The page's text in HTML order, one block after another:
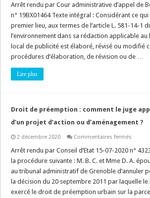
local
de
publicité
et
Règlement
national
le
premier
Arrêt rendu par Cour administrative d’appel de
n° 19BX01464 Texte intégral : Considérant ce
premier lieu, aux termes de l’article L. 581-14-1
l’environnement dans sa rédaction applicable
local de publicité est élaboré, révisé ou modifié
procédures d’élaboration, de révision ou de …
Lire plus
Droit de préemption : comment le juge
d’un projet d’action ou d’aménagement ?
2 décembre 2020 Commentaires fermés
de
:
le
juge
t-
Arrêt rendu par Conseil d’Etat 15-07-2020 n°
la procédure suivante : M. B. C. et Mme D. A.
au tribunal administratif de Grenoble d’annuler
la décision du 20 septembre 2011 par laquelle le
exercé le droit de préemption urbain sur la